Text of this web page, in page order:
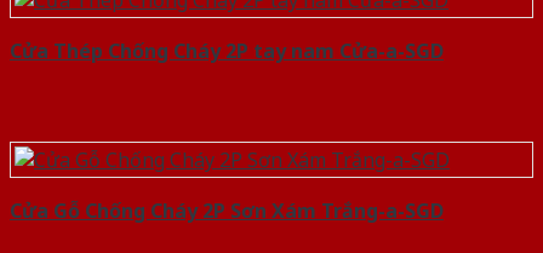
Cửa Thép Chống Cháy 2P tay nam Cửa-a-SGD
Cửa Gỗ Chống Cháy 2P Sơn Xám Trắng-a-SGD